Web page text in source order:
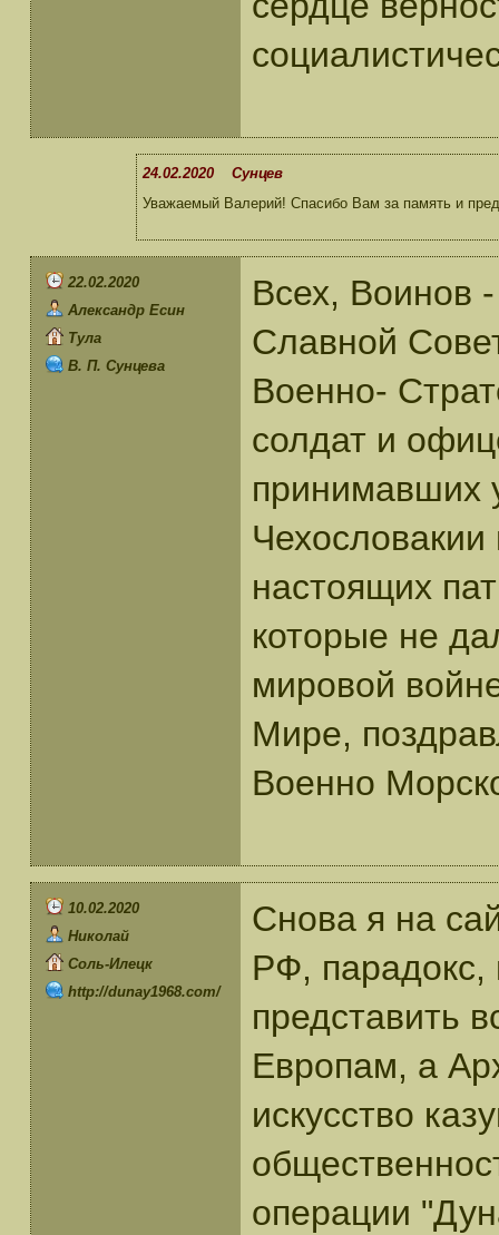
24.02.2020 Сунцев
Уважаемый Валерий! Спасибо Вам за память и
22.02.2020
Александр Есин
Тула
В. П. Сунцева
Всех, Воинов
Славной
Военно-
солдат и
принимавших
Чехословакии
настоящих
которые не
мировой
Мире,
Военно
10.02.2020
Николай
Соль-Илецк
http://dunay1968.com/
Снова я на
РФ, парадокс,
представить
Европам, а
искусство
операции